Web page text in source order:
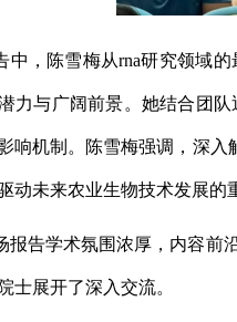
中，陈雪梅从rna研究领域
力与广阔前景。她结合团
响机制。陈雪梅强调，深
动未来农业生物技术发展的
报告学术氛围浓厚，内容前
士展开了深入交流。